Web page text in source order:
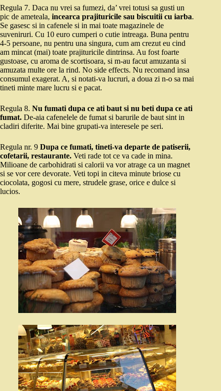
Regula 7. Daca nu vrei sa fumezi, da’ vrei totusi sa gusti un
pic de ameteala, incearca prajituricile sau biscuitii cu iarba.
Se gasesc si in cafenele si in mai toate magazinele de
suveniruri. Cu 10 euro cumperi o cutie intreaga. Buna pentru
4-5 persoane, nu pentru una singura, cum am crezut eu cind
am mincat (mai) toate prajituricile dintrinsa. Au fost foarte
gustoase, cu aroma de scortisoara, si m-au facut amuzanta si
amuzata multe ore la rind. No side effects. Nu recomand insa
consumul exagerat. A, si notati-va lucruri, a doua zi n-o sa mai
tineti minte mare lucru si e pacat.
Regula 8. Nu fumati dupa ce ati baut si nu beti dupa ce ati
fumat. De-aia cafenelele de fumat si barurile de baut sint in
cladiri diferite. Mai bine grupati-va interesele pe seri.
Regula nr. 9 Dupa ce fumati, tineti-va departe de patiserii,
cofetarii, restaurante. Veti rade tot ce va cade in mina.
Milioane de carbohidrati si calorii va vor atrage ca un magnet
si se vor cere devorate. Veti topi in citeva minute briose cu
ciocolata, gogosi cu mere, strudele grase, orice e dulce si
lucios.